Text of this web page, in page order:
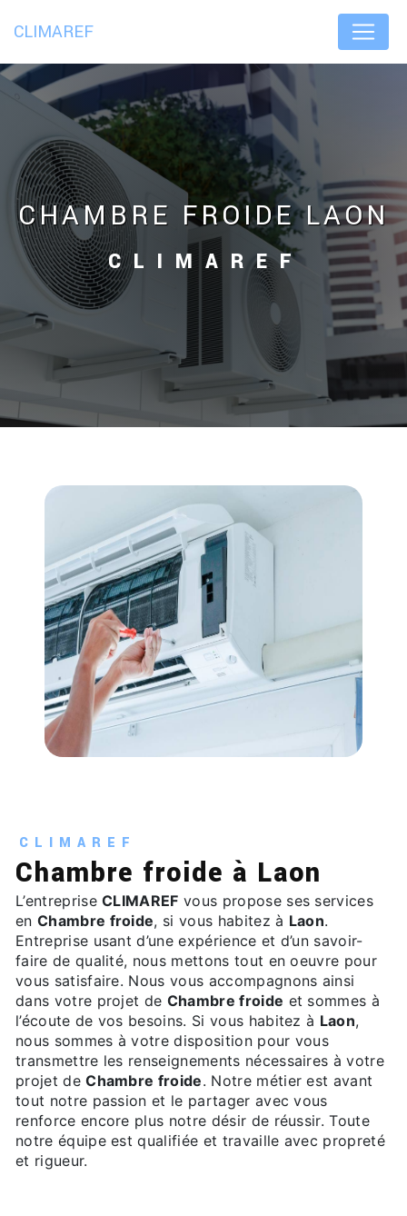
CLIMAREF
CHAMBRE FROIDE LAON
CLIMAREF
CLIMAREF
Chambre froide à Laon
L’entrepriseCLIMAREF vous propose ses services
en Chambre froide, si vous habitez à Laon.
Entreprise usant d’une expérience et d’un savoir-
faire de qualité, nous mettons tout en oeuvre pour
vous satisfaire. Nous vous accompagnons ainsi
dans votre projet de Chambre froide et sommes à
l’écoute de vos besoins. Si vous habitez à Laon,
nous sommes à votre disposition pour vous
transmettre les renseignements nécessaires à votre
projet deChambre froide. Notre métier est avant
tout notre passion et le partager avec vous
renforce encore plus notre désir de réussir. Toute
notre équipe est qualifiée et travaille avec propreté
et rigueur.